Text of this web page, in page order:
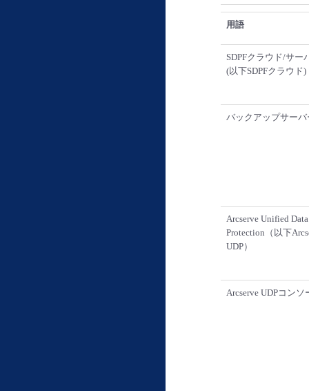
用語
SDPFクラウド/サー
(以下SDPFクラウド)
バックアップサーバ
Arcserve Unified Data
Protection（以下
UDP）
Arcserve UDPコンソ